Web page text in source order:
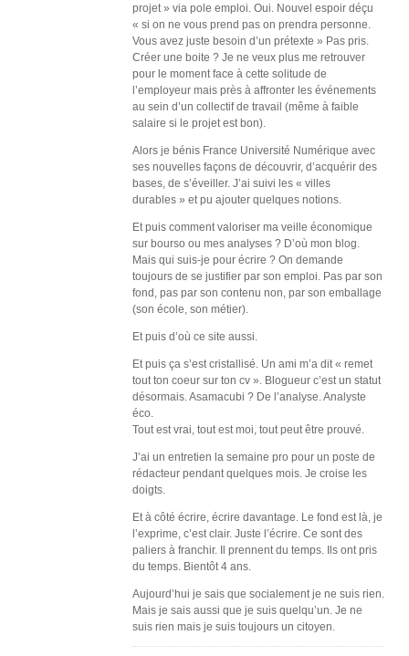
projet » via pole emploi. Oui. Nouvel espoir déçu
« si on ne vous prend pas on prendra personne.
Vous avez juste besoin d’un prétexte » Pas pris.
Créer une boite ? Je ne veux plus me retrouver
pour le moment face à cette solitude de
l’employeur mais près à affronter les événements
au sein d’un collectif de travail (même à faible
salaire si le projet est bon).
Alors je bénis France Université Numérique avec
ses nouvelles façons de découvrir, d’acquérir des
bases, de s’éveiller. J’ai suivi les « villes
durables » et pu ajouter quelques notions.
Et puis comment valoriser ma veille économique
sur bourso ou mes analyses ? D’où mon blog.
Mais qui suis-je pour écrire ? On demande
toujours de se justifier par son emploi. Pas par son
fond, pas par son contenu non, par son emballage
(son école, son métier).
Et puis d’où ce site aussi.
Et puis ça s’est cristallisé. Un ami m’a dit « remet
tout ton coeur sur ton cv ». Blogueur c’est un statut
désormais. Asamacubi ? De l’analyse. Analyste
éco.
Tout est vrai, tout est moi, tout peut être prouvé.
J’ai un entretien la semaine pro pour un poste de
rédacteur pendant quelques mois. Je croise les
doigts.
Et à côté écrire, écrire davantage. Le fond est là, je
l’exprime, c’est clair. Juste l’écrire. Ce sont des
paliers à franchir. Il prennent du temps. Ils ont pris
du temps. Bientôt 4 ans.
Aujourd’hui je sais que socialement je ne suis rien.
Mais je sais aussi que je suis quelqu’un. Je ne
suis rien mais je suis toujours un citoyen.